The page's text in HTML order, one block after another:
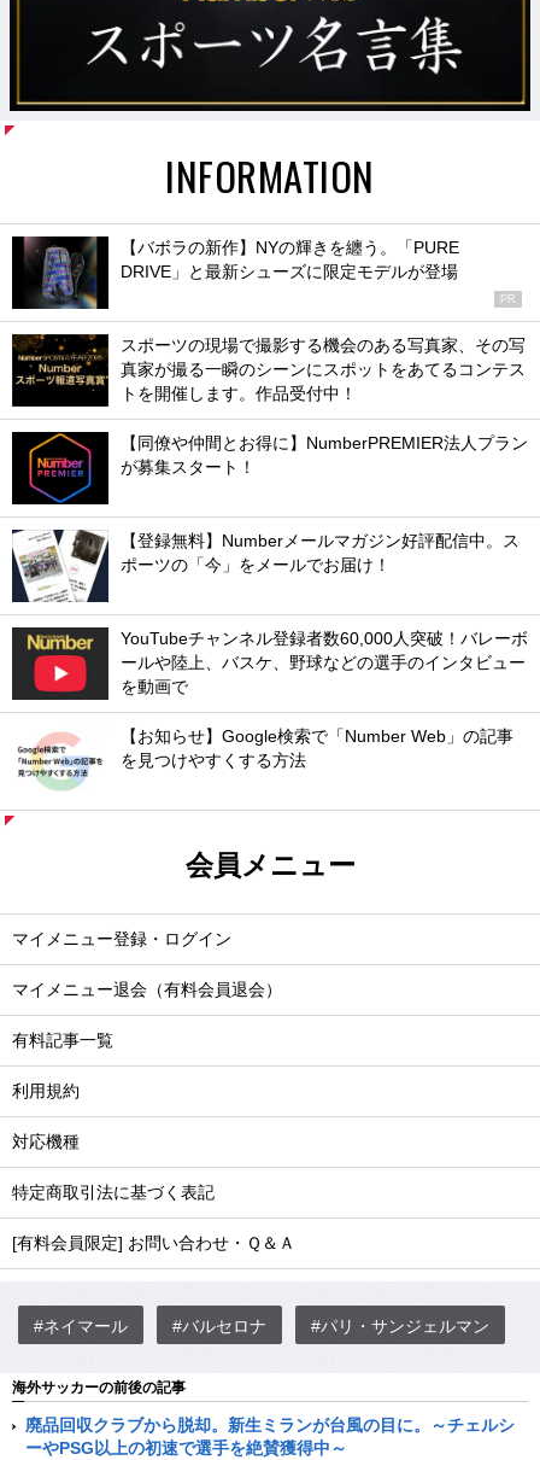
INFORMATION
【バボラの新作】NYの輝きを纏う。「PURE
DRIVE」と最新シューズに限定モデルが登場
PR
スポーツの現場で撮影する機会のある写真家、その写
真家が撮る一瞬のシーンにスポットをあてるコンテス
トを開催します。作品受付中！
【同僚や仲間とお得に】NumberPREMIER法人プラン
が募集スタート！
【登録無料】Numberメールマガジン好評配信中。ス
ポーツの「今」をメールでお届け！
YouTubeチャンネル登録者数60,000人突破！バレーボ
ールや陸上、バスケ、野球などの選手のインタビュー
を動画で
【お知らせ】Google検索で「Number Web」の記事
を見つけやすくする方法
会員メニュー
マイメニュー登録・ログイン
マイメニュー退会（有料会員退会）
有料記事一覧
利用規約
対応機種
特定商取引法に基づく表記
[有料会員限定] お問い合わせ・Ｑ＆Ａ
#ネイマール #バルセロナ #パリ・サンジェルマン
海外サッカーの前後の記事
廃品回収クラブから脱却。新生ミランが台風の目に。～チェルシ
ーやPSG以上の初速で選手を絶賛獲得中～